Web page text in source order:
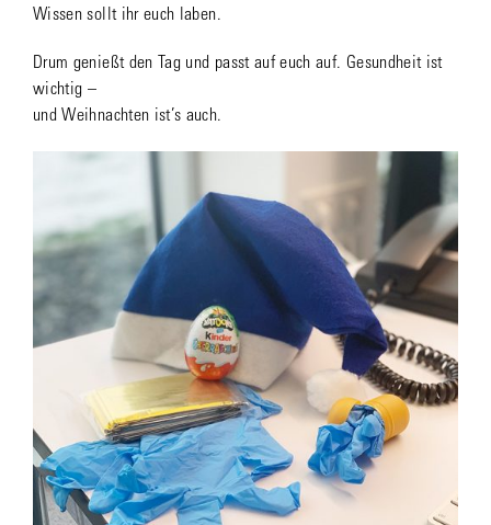
Wissen sollt ihr euch laben.
Drum genießt den Tag und passt auf euch auf. Gesundheit ist
wichtig –
und Weihnachten ist’s auch.